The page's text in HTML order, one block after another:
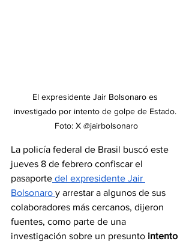
El expresidente Jair Bolsonaro es
investigado por intento de golpe de Estado.
Foto: X @jairbolsonaro
La policía federal de Brasil buscó este
jueves 8 de febrero confiscar el
pasaporte del expresidente Jair
Bolsonaro y arrestar a algunos de sus
colaboradores más cercanos, dijeron
fuentes, como parte de una
investigación sobre un presunto intento